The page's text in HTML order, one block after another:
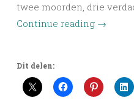
twee moorden, drie
Continue reading →
Dit delen: